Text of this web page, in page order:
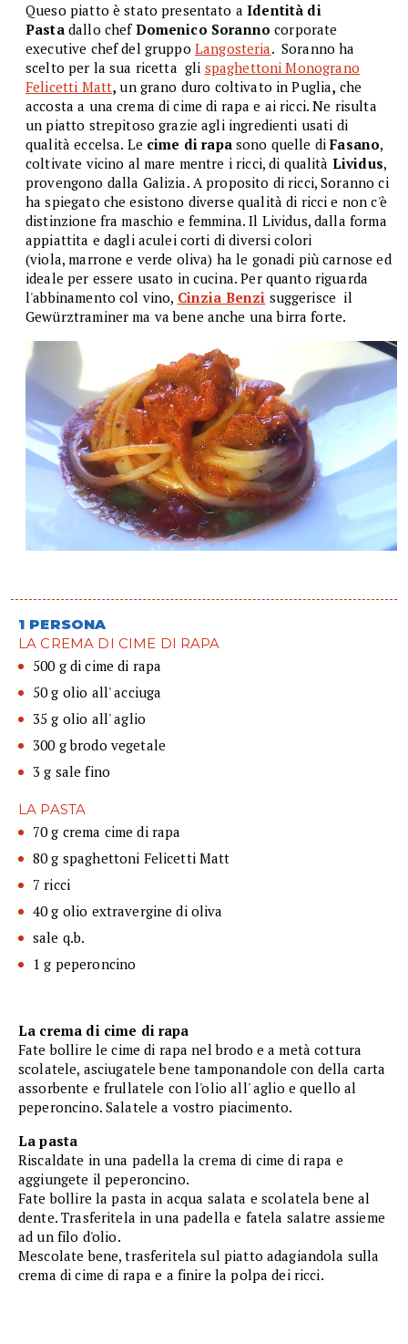
Queso piatto è stato presentato aIdentità di
Pastadallo chef Domenico Soranno corporate
executive chef del gruppo Langosteria. Soranno ha
scelto per la sua ricetta gli spaghettoni Monograno
Felicetti Matt,un grano duro coltivato in Puglia, che
accosta a una crema di cime di rapa e ai ricci. Ne risulta
un piatto strepitoso grazie agli ingredienti usati di
qualità eccelsa. Le cime di rapasono quelle diFasano,
coltivate vicino al mare mentre i ricci, di qualità Lividus,
provengono dalla Galizia. A proposito di ricci, Soranno ci
ha spiegato che esistono diverse qualità di ricci e non c'è
distinzione fra maschio e femmina. Il Lividus, dalla forma
appiattita e dagli aculei corti di diversi colori
(viola, marrone e verde oliva) ha le gonadi più carnose ed
ideale per essere usato in cucina. Per quanto riguarda
l'abbinamento col vino, Cinzia Benzi suggerisce il
Gewürztraminer ma va bene anche una birra forte.
1 PERSONA
LA CREMA DI CIME DI RAPA
500 g di cime di rapa
50 g olio all' acciuga
35 g olio all' aglio
300 g brodo vegetale
3 g sale fino
LA PASTA
70 g crema cime di rapa
80 g spaghettoni Felicetti Matt
7 ricci
40 g olio extravergine di oliva
sale q.b.
1 g peperoncino
La crema di cime di rapa
Fate bollire le cime di rapa nel brodo e a metà cottura
scolatele, asciugatele bene tamponandole con della carta
assorbente e frullatele con l'olio all' aglio e quello al
peperoncino. Salatele a vostro piacimento.
La pasta
Riscaldate in una padella la crema di cime di rapa e
aggiungete il peperoncino.
Fate bollire la pasta in acqua salata e scolatela bene al
dente. Trasferitela in una padella e fatela salatre assieme
ad un filo d'olio.
Mescolate bene, trasferitela sul piatto adagiandola sulla
crema di cime di rapa e a finire la polpa dei ricci.